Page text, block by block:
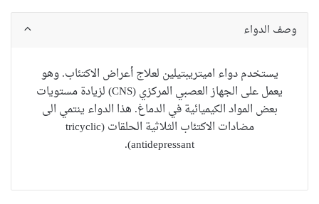
وصف الدواء
يستخدمدواء اميتريبتيلين لعلاج أعراض الاكتئاب. وهو
يعمل على الجهاز العصبي المركزي (CNS) لزيادة
مستويات
بعض المواد الكيميائيةفي الدماغ. هذا الدواء ينتمي الى
مضادات الاكتئاب الثلاثية الحلقات (tricyclic
antidepressant).